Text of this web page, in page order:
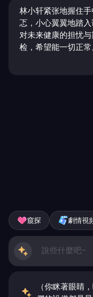
林小轩紧张地握住
忑，小心翼翼地踏
对未来健康的担忧
检，希望能一切正常
窺探 劇情視
（你眯著眼睛